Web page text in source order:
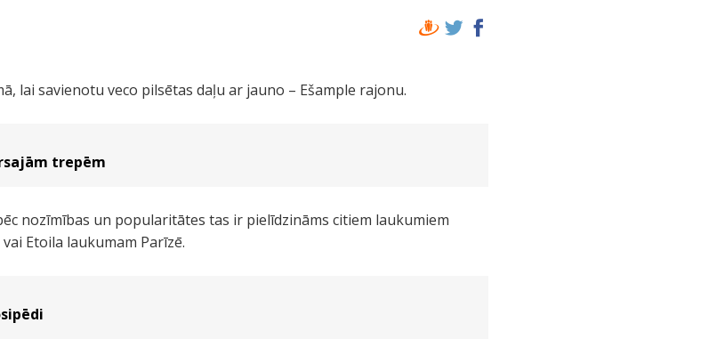
lai savienotu veco pilsētas daļu ar jauno – Ešample rajonu.
trepēm
nozīmības un popularitātes tas ir pielīdzināms citiem laukumiem
Etoila laukumam Parīzē.